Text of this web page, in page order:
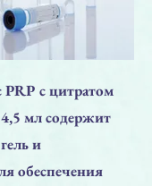
с цитратом
мл содержит
и
обеспечения